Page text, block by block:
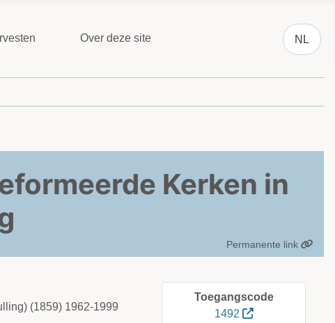
Over deze site
Selecteer
NL
Kerken in
Permanente link
(1859) 1962-1999
Toegangscode
1492